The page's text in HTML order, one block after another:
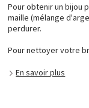
Pour obtenir un bijou
maille (mélange
perdurer.
Pour nettoyer votre
En savoir plus